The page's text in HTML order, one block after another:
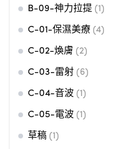
B-09-神力拉提 (1)
C-01-保濕美療 (4)
C-02-煥膚 (2)
C-03-雷射 (6)
C-04-音波 (1)
C-05-電波 (1)
草稿 (1)